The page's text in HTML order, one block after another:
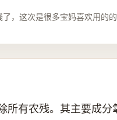
了，这次是很多宝妈喜欢用的
所有农残。其主要成